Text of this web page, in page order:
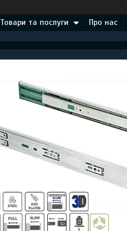
Товари та послуги Про нас